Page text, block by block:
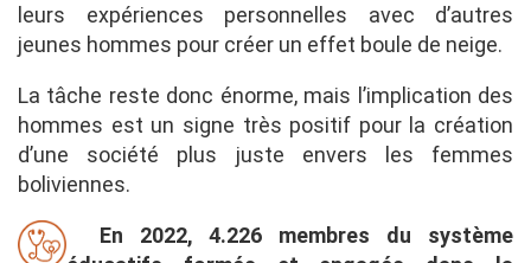
leurs expériences personnelles avec d’autres
jeunes hommes pour créer un effet boule de neige.
La tâche reste donc énorme, mais l’implication des
hommes est un signe très positif pour la création
d’une société plus juste envers les femmes
boliviennes.
En 2022, 4.226 membres du système